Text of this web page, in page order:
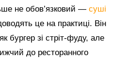
не обов’язковий — суші
це на практиці. Він
бургер зі стріт-фуду, але
до ресторанного